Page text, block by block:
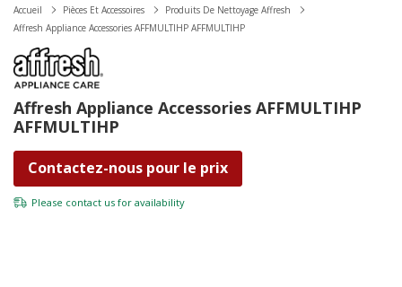
Accueil Pièces Et Accessoires
Produits De Nettoyage Affresh
Affresh Appliance Accessories AFFMULTIHP AFFMULTIHP
Affresh Appliance Accessories AFFMULTIHP
AFFMULTIHP
Contactez-nous pour le prix
Please contact us for availability